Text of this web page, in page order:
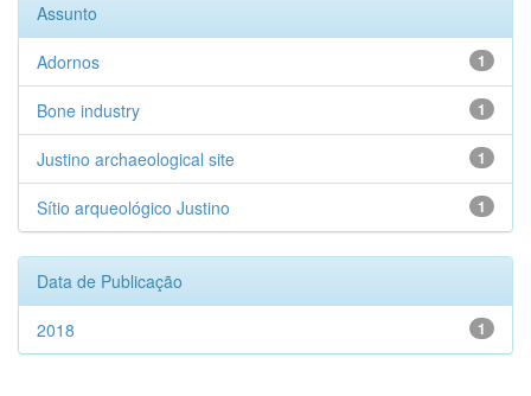
Assunto
1
Adornos
1
Bone industry
1
Justino archaeological site
1
Sítio arqueológico Justino
Data de Publicação
1
2018